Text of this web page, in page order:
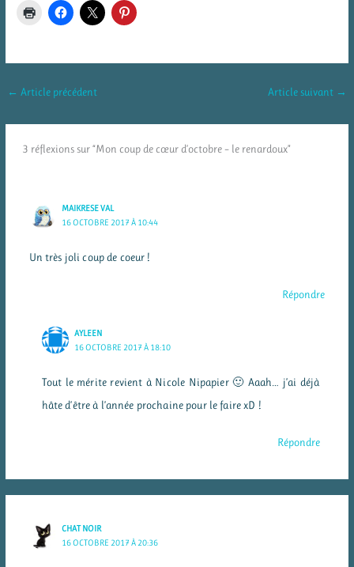
← Article précédent Article suivant →
3 réflexions sur “Mon coup de cœur d’octobre – le renardoux”
MAIKRESE VAL
16 OCTOBRE 2017 À 10:44
Un très joli coup de coeur !
Répondre
AYLEEN
16 OCTOBRE 2017 À 18:10
Tout le mérite revient à Nicole Nipapier 🙂 Aaah… j’ai déjà
hâte d’être à l’année prochaine pour le faire xD !
Répondre
CHAT NOIR
16 OCTOBRE 2017 À 20:36